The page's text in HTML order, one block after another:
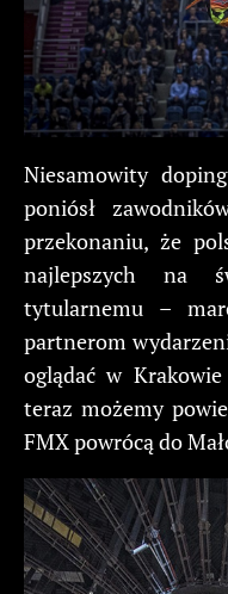
Niesamowity
poniósł
przekonaniu, że
najlepszych na
tytularnemu –
partnerom
oglądać w
teraz możemy
FMX powrócą do